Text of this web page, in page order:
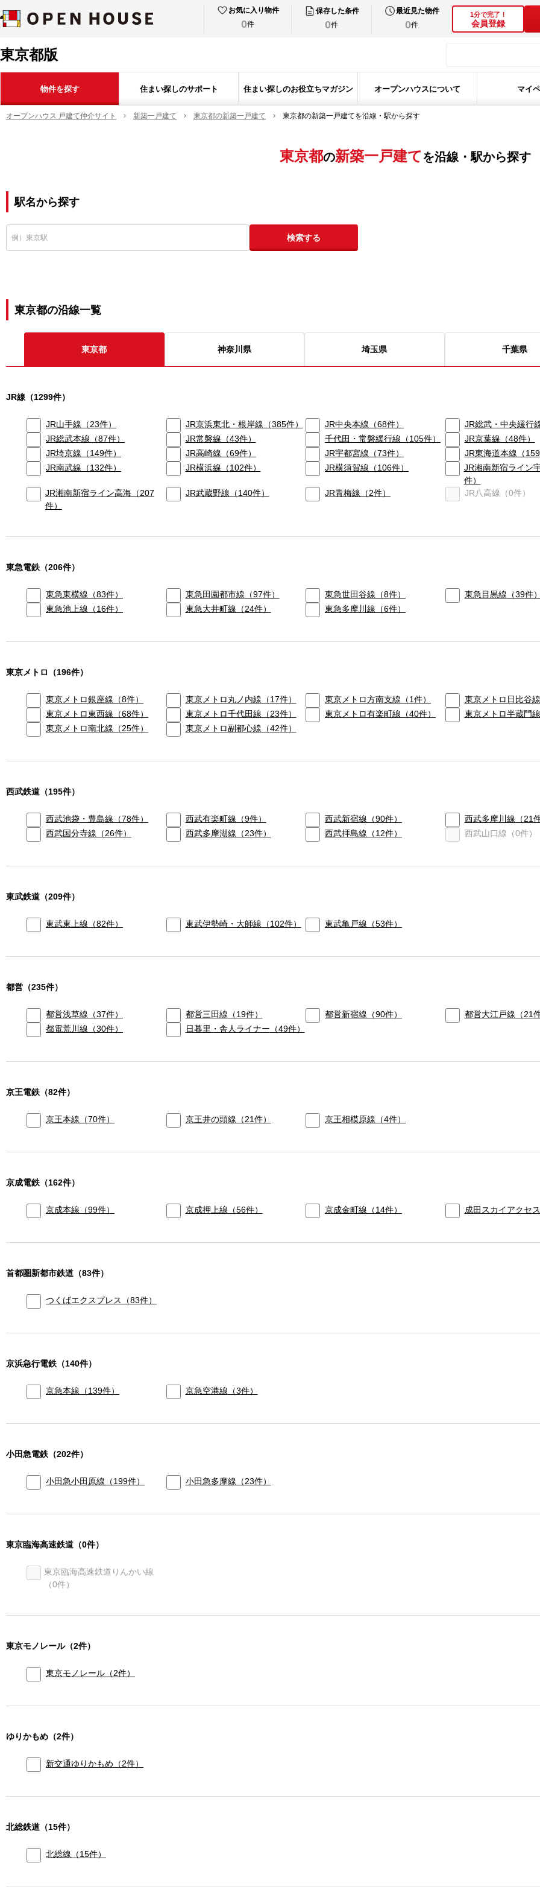
お気に入り物件
0件
保存した条件
0件
最近見た物件
0件
1分で完了！
会員登録
東京都版
物件を探す 住まい探しのサポート 住まい探しのお役立ちマガジン オープンハウスについて マイ
オープンハウス 戸建て仲介サイト 新築一戸建て 東京都の新築一戸建て 東京都の新築一戸建てを沿線・駅から探す
東京都の新築一戸建て を沿線・駅から探す
駅名から探す
検索する
東京都の沿線一覧
東京都 神奈川県 埼玉県 千葉県
JR線 （1299件）
JR山手線 （23件） JR京浜東北・根岸線 （385件） JR中央本線 （68件） JR総武・中央緩行
JR総武本線 （87件） JR常磐線 （43件） 千代田・常磐緩行線 （105件） JR京葉線 （48件）
JR埼京線 （149件） JR高崎線 （69件） JR宇都宮線 （73件） JR東海道本線 （159
JR南武線 （132件） JR横浜線 （102件） JR横須賀線 （106件） JR湘南新宿ライン
件）
JR湘南新宿ライン高海 （207
件）
JR武蔵野線 （140件） JR青梅線 （2件） JR八高線 （0件）
東急電鉄 （206件）
東急東横線 （83件） 東急田園都市線 （97件） 東急世田谷線 （8件） 東急目黒線 （39件）
東急池上線 （16件） 東急大井町線 （24件） 東急多摩川線 （6件）
東京メトロ （196件）
東京メトロ銀座線 （8件） 東京メトロ丸ノ内線 （17件） 東京メトロ方南支線 （1件） 東京メトロ日比谷線
東京メトロ東西線 （68件） 東京メトロ千代田線 （23件） 東京メトロ有楽町線 （40件） 東京メトロ半蔵門線
東京メトロ南北線 （25件） 東京メトロ副都心線 （42件）
西武鉄道 （195件）
西武池袋・豊島線 （78件） 西武有楽町線 （9件） 西武新宿線 （90件） 西武多摩川線 （21
西武国分寺線 （26件） 西武多摩湖線 （23件） 西武拝島線 （12件） 西武山口線 （0件）
東武鉄道 （209件）
東武東上線 （82件） 東武伊勢崎・大師線 （102件） 東武亀戸線 （53件）
都営 （235件）
都営浅草線 （37件） 都営三田線 （19件） 都営新宿線 （90件） 都営大江戸線 （21
都電荒川線 （30件） 日暮里・舎人ライナー （49件）
京王電鉄 （82件）
京王本線 （70件） 京王井の頭線 （21件） 京王相模原線 （4件）
京成電鉄 （162件）
京成本線 （99件） 京成押上線 （56件） 京成金町線 （14件） 成田スカイアクセス
首都圏新都市鉄道 （83件）
つくばエクスプレス （83件）
京浜急行電鉄 （140件）
京急本線 （139件） 京急空港線 （3件）
小田急電鉄 （202件）
小田急小田原線 （199件） 小田急多摩線 （23件）
東京臨海高速鉄道 （0件）
東京臨海高速鉄道りんかい線
（0件）
東京モノレール（2件）
東京モノレール （2件）
ゆりかもめ （2件）
新交通ゆりかもめ （2件）
北総鉄道 （15件）
北総線 （15件）